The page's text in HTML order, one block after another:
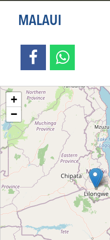
MALAUI
Loading....
+
−